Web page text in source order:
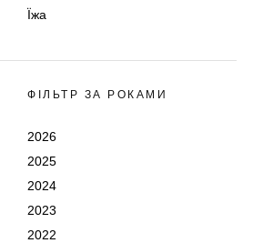
Їжа
ФІЛЬТР ЗА РОКАМИ
2026
2025
2024
2023
2022